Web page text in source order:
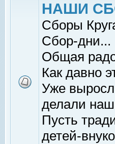
НАШИ
Сборы
Сбор-дни...
Общая
Как давно
Уже
делали
Пусть
детей-